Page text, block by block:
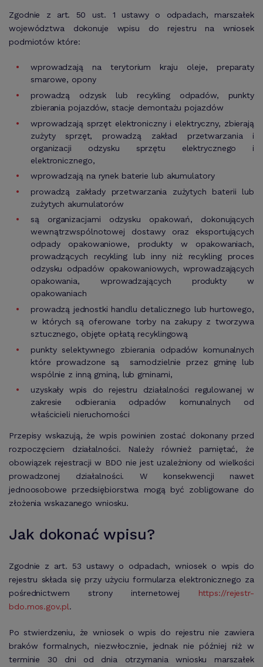
Zgodnie z art. 50 ust. 1 ustawy o odpadach, marszałek
województwa dokonuje wpisu do rejestru na wniosek
podmiotów które:
wprowadzają na terytorium kraju oleje, preparaty
smarowe, opony
prowadzą odzysk lub recykling odpadów, punkty
zbierania pojazdów, stacje demontażu pojazdów
wprowadzają sprzęt elektroniczny i elektryczny, zbierają
zużyty sprzęt, prowadzą zakład przetwarzania i
organizacji odzysku sprzętu elektrycznego i
elektronicznego,
wprowadzają na rynek baterie lub akumulatory
prowadzą zakłady przetwarzania zużytych baterii lub
zużytych akumulatorów
są organizacjami odzysku opakowań, dokonujących
wewnątrzwspólnotowej dostawy oraz eksportujących
odpady opakowaniowe, produkty w opakowaniach,
prowadzących recykling lub inny niż recykling proces
odzysku odpadów opakowaniowych, wprowadzających
opakowania, wprowadzających produkty w
opakowaniach
prowadzą jednostki handlu detalicznego lub hurtowego,
w których są oferowane torby na zakupy z tworzywa
sztucznego, objęte opłatą recyklingową
punkty selektywnego zbierania odpadów komunalnych
które prowadzone są samodzielnie przez gminę lub
wspólnie z inną gminą, lub gminami,
uzyskały wpis do rejestru działalności regulowanej w
zakresie odbierania odpadów komunalnych od
właścicieli nieruchomości
Przepisy wskazują, że wpis powinien zostać dokonany przed
rozpoczęciem działalności. Należy również pamiętać, że
obowiązek rejestracji w BDO nie jest uzależniony od wielkości
prowadzonej działalności. W konsekwencji nawet
jednoosobowe przedsiębiorstwa mogą być zobligowane do
złożenia wskazanego wniosku.
Jak dokonać wpisu?
Zgodnie z art. 53 ustawy o odpadach, wniosek o wpis do
rejestru składa się przy użyciu formularza elektronicznego za
pośrednictwem strony internetowej https://rejestr-
bdo.mos.gov.pl.
Po stwierdzeniu, że wniosek o wpis do rejestru nie zawiera
braków formalnych, niezwłocznie, jednak nie później niż w
terminie 30 dni od dnia otrzymania wniosku marszałek